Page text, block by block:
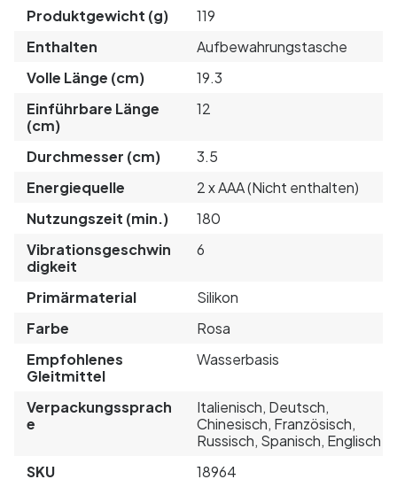
Produktgewicht (g)
119
Enthalten
Aufbewahrungstasche
Volle Länge (cm)
19.3
Einführbare Länge
(cm)
12
Durchmesser (cm)
3.5
Energiequelle
2 x AAA (Nicht enthalten)
Nutzungszeit (min.)
180
Vibrationsgeschwin
digkeit
6
Primärmaterial
Silikon
Farbe
Rosa
Empfohlenes
Gleitmittel
Wasserbasis
Verpackungssprach
e
Italienisch, Deutsch,
Chinesisch, Französisch,
Russisch, Spanisch, Englisch
SKU
18964